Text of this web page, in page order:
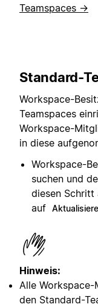
Teamspaces →
Standard-
Workspace-
Teamspaces
Workspace-
in diese
Workspace-
suchen und
diesen Schritt
auf
Hinweis:
Alle
den Standard-